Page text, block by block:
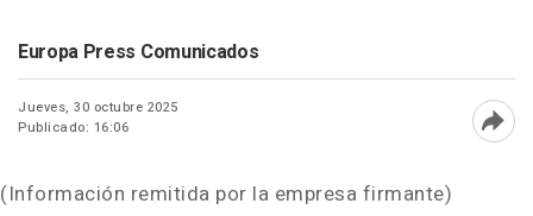
Europa Press Comunicados
Jueves, 30 octubre 2025
Publicado: 16:06
(Información remitida por la empresa firmante)